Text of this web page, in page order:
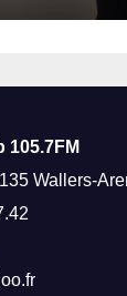
105.7FM
Wallers-